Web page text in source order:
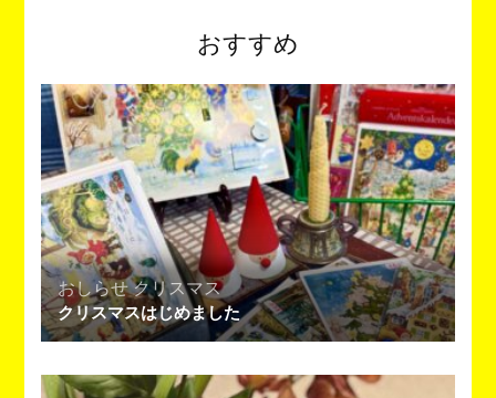
ン
おすすめ
おしらせクリスマス
クリスマスはじめました